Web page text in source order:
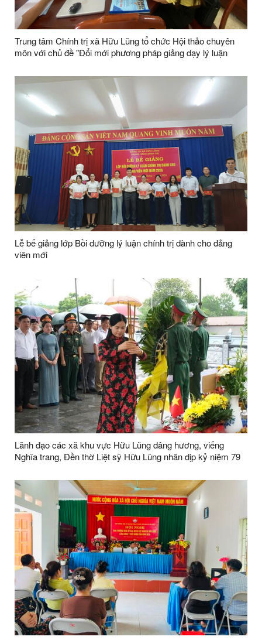
Trung tâm Chính trị xã Hữu Lũng tổ chức Hội thảo chuyên
môn với chủ đề "Đổi mới phương pháp giảng dạy lý luận
Lễ bế giảng lớp Bồi dưỡng lý luận chính trị dành cho đảng
viên mới
Lãnh đạo các xã khu vực Hữu Lũng dâng hương, viếng
Nghĩa trang, Đền thờ Liệt sỹ Hữu Lũng nhân dịp kỷ niệm 79